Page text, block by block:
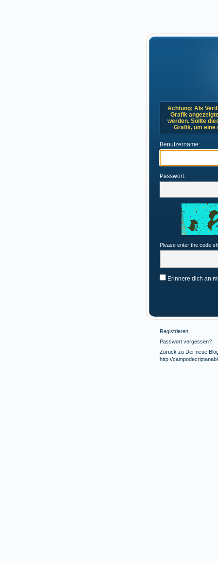
Achtung: Als
Grafik
werden. Sollte
Grafik, um eine
Benutzername:
Passwort:
Please enter the code
Erinnere dich an
Registrieren
Passwort vergessen?
Zurück zu Der neue
http://